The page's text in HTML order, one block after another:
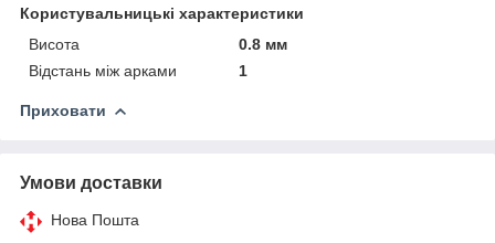
Користувальницькі характеристики
Висота
0.8 мм
Відстань між арками
1
Приховати
Умови доставки
Нова Пошта